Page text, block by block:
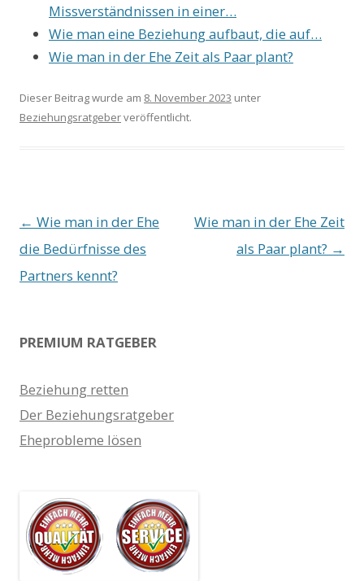
Missverständnissen in einer…
Wie man eine Beziehung aufbaut, die auf…
Wie man in der Ehe Zeit als Paar plant?
Dieser Beitrag wurde am 8. November 2023 unter
Beziehungsratgeberveröffentlicht.
Beitrags-
Navigation
← Wie man in der Ehe
die Bedürfnisse des
Partners kennt?
Wie man in der Ehe Zeit
als Paar plant? →
PREMIUM RATGEBER
Beziehung retten
Der Beziehungsratgeber
Eheprobleme lösen